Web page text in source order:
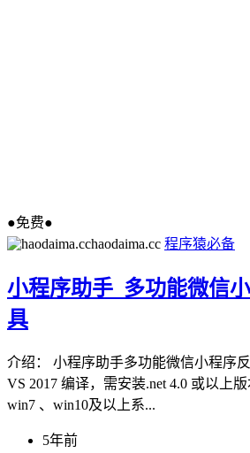
●免费●
haodaima.cc 程序猿必备
小程序助手_多功能微信
具
介绍： 小程序助手多功能微信小程序
VS 2017 编译，需安装.net 4.0 或以上
win7 、win10及以上系...
5年前